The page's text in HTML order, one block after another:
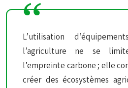
L’utilisation
l’agriculture ne se
l’empreinte carbone ; elle
créer des écosystèmes